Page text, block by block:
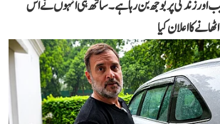
اور زندگی پر بوجھ بن رہا ہے۔ ساتھ ہی انہوں نے اس
کا اعلان کیا